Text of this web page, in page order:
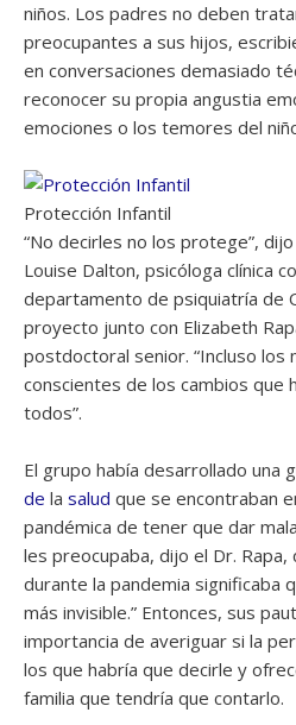
niños. Los padres no deben
preocupantes a sus hijos,
en conversaciones demasiado
reconocer su propia angustia
emociones o los temores del
Protección Infantil
“No decirles no los protege”,
Louise Dalton, psicóloga clínica
departamento de psiquiatría de
proyecto junto con Elizabeth
postdoctoral senior. “Incluso los
conscientes de los cambios que
todos”.
El grupo había desarrollado una
de la salud que se encontraban
pandémica de tener que dar
les preocupaba, dijo el Dr.
durante la pandemia significaba
más invisible.” Entonces, sus
importancia de averiguar si la
los que habría que decirle y
familia que tendría que contarlo.